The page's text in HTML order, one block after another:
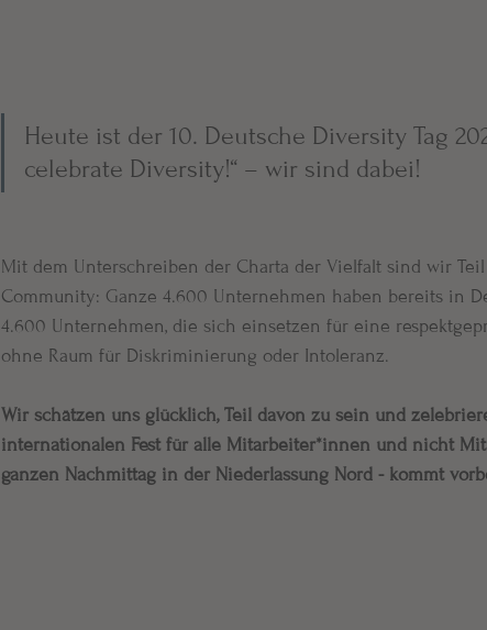
Heute ist der 10. Deutsche Diversity Tag
celebrate Diversity!“ – wir sind dabei!
Mit dem Unterschreiben der Charta der Vielfalt sind wir
Community: Ganze 4.600 Unternehmen haben bereits in
4.600 Unternehmen, die sich einsetzen für eine
ohne Raum für Diskriminierung oder Intoleranz.
Wir schätzen uns glücklich, Teil davon zu sein und
internationalen Fest für alle Mitarbeiter*innen und nicht
ganzen Nachmittag in der Niederlassung Nord - kommt